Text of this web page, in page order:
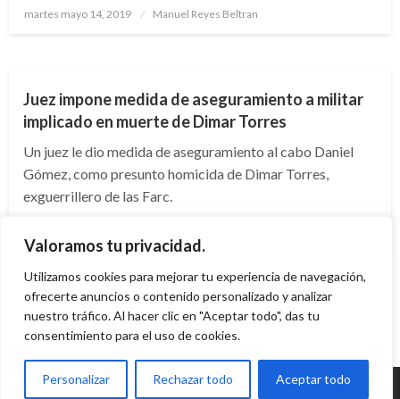
Valoramos tu privacidad.
Utilizamos cookies para mejorar tu experiencia de navegación,
ofrecerte anuncios o contenido personalizado y analizar
nuestro tráfico. Al hacer clic en "Aceptar todo", das tu
consentimiento para el uso de cookies.
Personalizar Rechazar todo Aceptar todo
Publicado
martes mayo 14, 2019 Manuel Reyes Beltran
Juez impone medida de aseguramiento a militar
implicado en muerte de Dimar Torres
Un juez le dio medida de aseguramiento al cabo Daniel
Gómez, como presunto homicida de Dimar Torres,
exguerrillero de las Farc.
el